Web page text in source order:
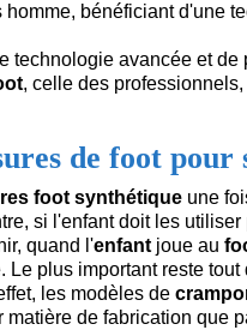
bénéficiant d'une
technologie avancée et de
, celle des
de foot
foot synthétique une
si l'enfant doit les
quand l'enfant joue au
plus important reste
les modèles de
de fabrication que